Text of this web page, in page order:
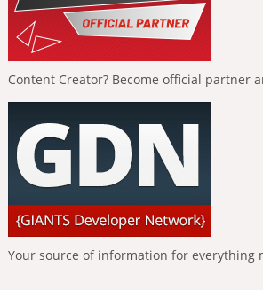
Content Creator? Become official partner
Your source of information for everything